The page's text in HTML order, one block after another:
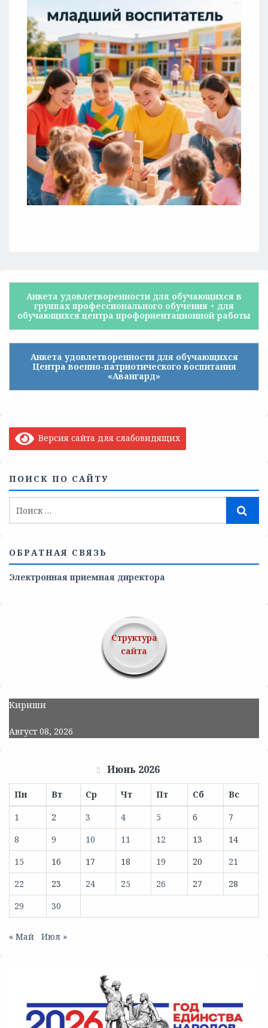
Анкета удовлетворенности для обучающихся в
группах профессионального обучения + для
обучающихся центра профориентационной работы
Анкета удовлетворенности для обучающихся
Центра военно-патриотического воспитания
«Авангард»
Версия сайта для слабовидящих
ПОИСК ПО САЙТУ
ОБРАТНАЯ СВЯЗЬ
Электронная приемная директора
Структура
сайта
Кириши
Август 08, 2026
Июнь 2026
Пн Вт Ср Чт Пт Сб
Вс
1
2 3 4 5 6
7
8
9 10 11 12 13
14
15
16 17 18 19 20
21
22
23 24 25 26 27
28
29
30
« Май Июл »